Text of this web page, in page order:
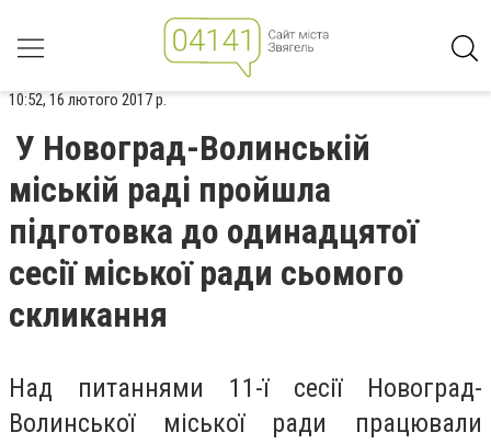
10:52, 16 лютого 2017 р.
У Новоград-Волинській
міській раді пройшла
підготовка до одинадцятої
сесії міської ради сьомого
скликання
Над питаннями 11-ї сесії Новоград-
Волинської міської ради працювали